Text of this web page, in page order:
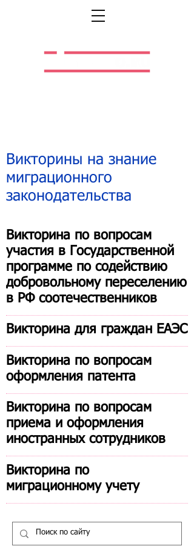
Викторины на знание
миграционного
законодательства
Викторина по вопросам
участия в Государственной
программе по содействию
добровольному переселению
в РФ соотечественников
Викторина для граждан ЕАЭС
Викторина по вопросам
оформления патента
Викторина по вопросам
приема и оформления
иностранных сотрудников
Викторина по
миграционному учету